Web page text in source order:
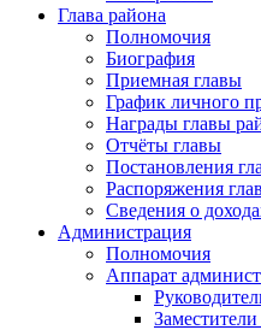
Глава района
Полномочия
Биография
Приемная главы
График личного
Награды главы
Отчёты главы
Постановления
Распоряжения
Сведения о
Администрация
Полномочия
Аппарат